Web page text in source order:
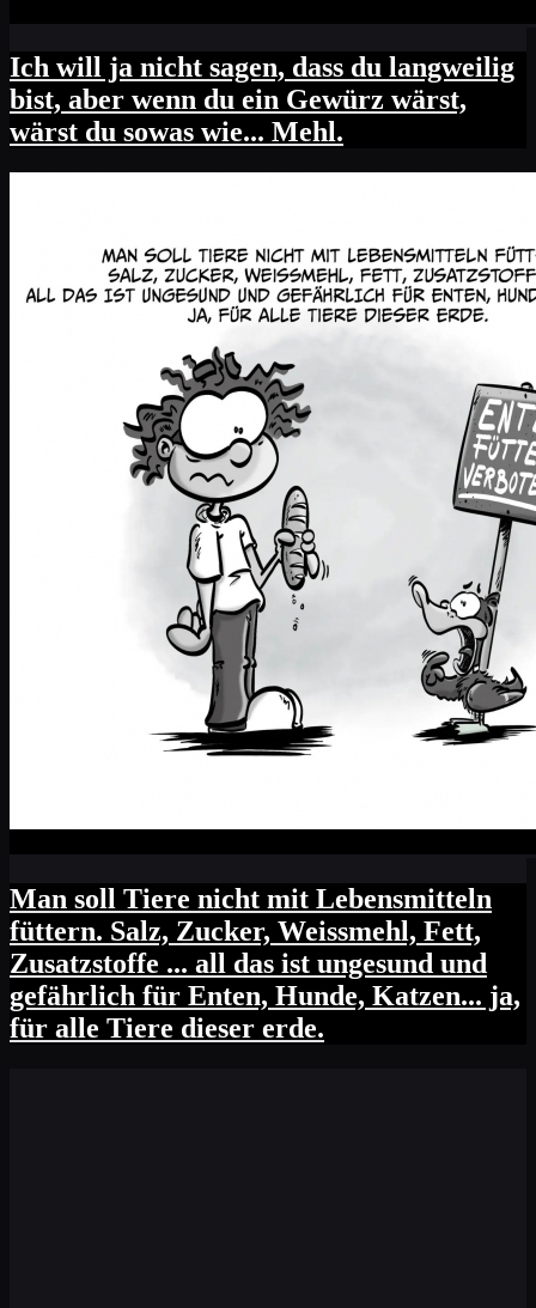
Ich will ja nicht sagen, dass du langweilig
bist, aber wenn du ein Gewürz wärst,
wärst du sowas wie... Mehl.
Man soll Tiere nicht mit Lebensmitteln
füttern. Salz, Zucker, Weissmehl, Fett,
Zusatzstoffe ... all das ist ungesund und
gefährlich für Enten, Hunde, Katzen... ja,
für alle Tiere dieser erde.